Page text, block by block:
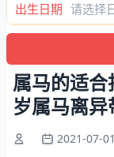
出生日期
属马的适
岁属马离
2021-07-